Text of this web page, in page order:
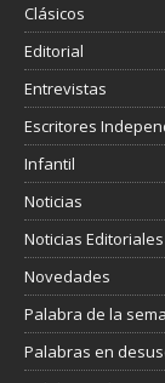
Clásicos
Editorial
Entrevistas
Escritores
Infantil
Noticias
Noticias Editoriales
Novedades
Palabra de la
Palabras en